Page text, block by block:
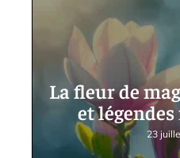
La fleur de
et
23